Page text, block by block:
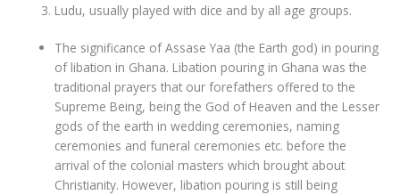
Ludu, usually played with dice and by all age groups.
The significance of Assase Yaa (the Earth god) in pouring
of libation in Ghana. Libation pouring in Ghana was the
traditional prayers that our forefathers offered to the
Supreme Being, being the God of Heaven and the Lesser
gods of the earth in wedding ceremonies, naming
ceremonies and funeral ceremonies etc. before the
arrival of the colonial masters which brought about
Christianity. However, libation pouring is still being